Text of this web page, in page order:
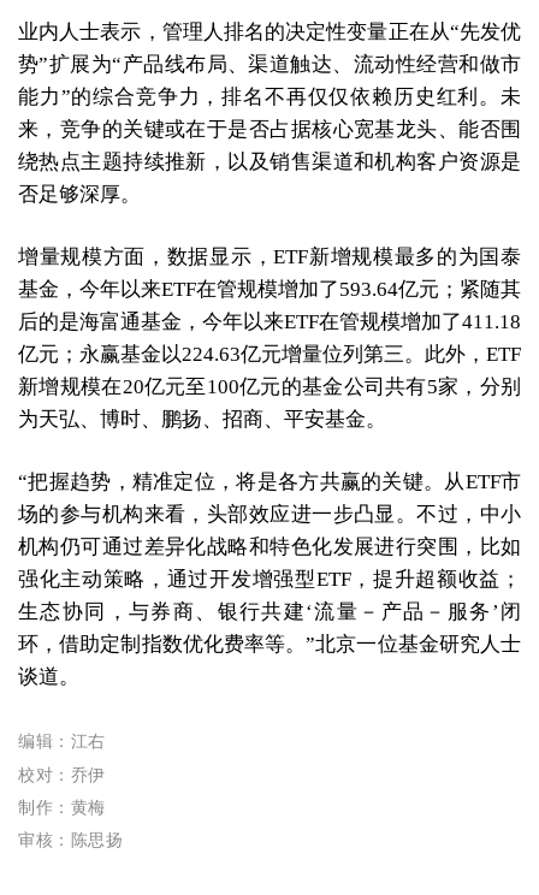
业内人士表示，管理人排名的决定性变量正在从“先发优
势”扩展为“产品线布局、渠道触达、流动性经营和做市
能力”的综合竞争力，排名不再仅仅依赖历史红利。未
来，竞争的关键或在于是否占据核心宽基龙头、能否围
绕热点主题持续推新，以及销售渠道和机构客户资源是
否足够深厚。
增量规模方面，数据显示，ETF新增规模最多的为国泰
基金，今年以来ETF在管规模增加了593.64亿元；紧随其
后的是海富通基金，今年以来ETF在管规模增加了411.18
亿元；永赢基金以224.63亿元增量位列第三。此外，ETF
新增规模在20亿元至100亿元的基金公司共有5家，分别
为天弘、博时、鹏扬、招商、平安基金。
“把握趋势，精准定位，将是各方共赢的关键。从ETF市
场的参与机构来看，头部效应进一步凸显。不过，中小
机构仍可通过差异化战略和特色化发展进行突围，比如
强化主动策略，通过开发增强型ETF，提升超额收益；
生态协同，与券商、银行共建‘流量－产品－服务’闭
环，借助定制指数优化费率等。”北京一位基金研究人士
谈道。
编辑：江右
校对：乔伊
制作：黄梅
审核：陈思扬